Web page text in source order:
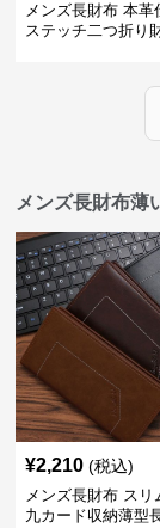
メンズ長財布 本革
ステッチ二つ折り
メンズ長財布薄
¥2,210 (税込)
メンズ長財布 スリ
九カード収納薄型